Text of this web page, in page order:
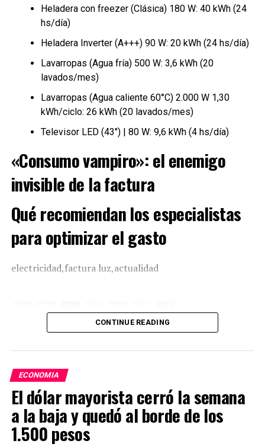
Heladera con freezer (Clásica) 180 W: 40 kWh (24
hs/día)
Heladera Inverter (A+++) 90 W: 20 kWh (24 hs/día)
Lavarropas (Agua fría) 500 W: 3,6 kWh (20
lavados/mes)
Lavarropas (Agua caliente 60°C) 2.000 W 1,30
kWh/ciclo: 26 kWh (20 lavados/mes)
Televisor LED (43″) | 80 W: 9,6 kWh (4 hs/día)
«Consumo vampiro»: el enemigo
invisible de la factura
Qué recomiendan los especialistas
para optimizar el gasto
electricidad,factura luz,actualidad
W
at
s
A
p
p
F
a
ce
b
o
o
k
X T
el
e
a
m
G
m
ail
C
o
py
k
C
o
m
ar
tir
CONTINUE READING
ECONOMIA
El dólar mayorista cerró la semana
a la baja y quedó al borde de los
1.500 pesos